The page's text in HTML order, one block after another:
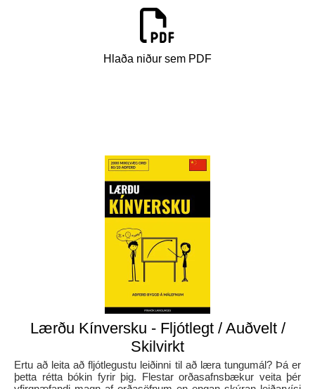
Hlaða niður sem PDF
Lærðu Kínversku - Fljótlegt / Auðvelt /
Skilvirkt
Ertu að leita að fljótlegustu leiðinni til að læra tungumál? Þá er
þetta rétta bókin fyrir þig. Flestar orðasafnsbækur veita þér